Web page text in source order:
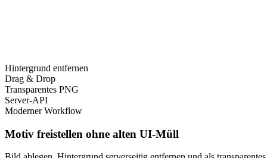
Hintergrund entfernen
Drag & Drop
Transparentes PNG
Server-API
Moderner Workflow
Motiv freistellen ohne alten UI-Müll